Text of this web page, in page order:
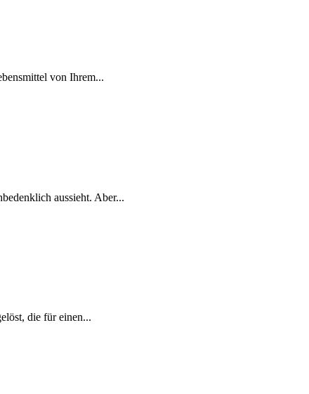
von Ihrem...
aussieht. Aber...
die für einen...